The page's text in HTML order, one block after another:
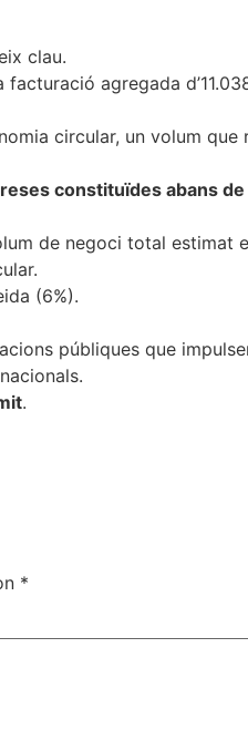
clau.
agregada
circular, un volum que
constituïdes abans de
de negoci total estimat
(6%).
públiques que
.
*